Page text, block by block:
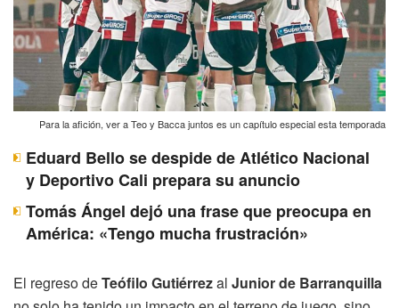
Para la afición, ver a Teo y Bacca juntos es un capítulo especial esta temporada
Eduard Bello se despide de Atlético Nacional
y Deportivo Cali prepara su anuncio
Tomás Ángel dejó una frase que preocupa en
América: «Tengo mucha frustración»
El regreso deTeófilo Gutiérrezal Junior de Barranquilla